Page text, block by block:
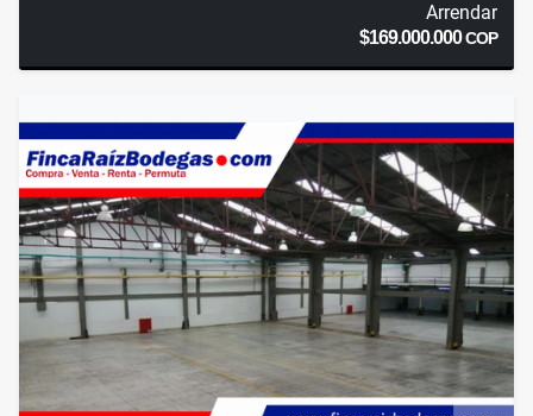
Arrendar
$169.000.000COP